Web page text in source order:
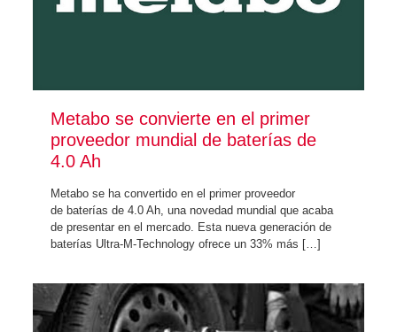
Metabo se convierte en el primer
proveedor mundial de baterías de
4.0 Ah
Metabo se ha convertido en el primer proveedor
de baterías de 4.0 Ah, una novedad mundial que acaba
de presentar en el mercado. Esta nueva generación de
baterías Ultra-M-Technology ofrece un 33% más […]